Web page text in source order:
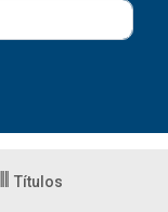
Títulos